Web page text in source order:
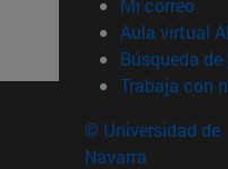
Mi correo
Aula virtual
Búsqueda
Trabaja con
© Universidad de
Navarra